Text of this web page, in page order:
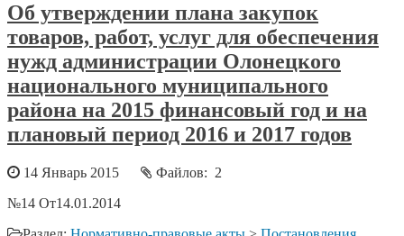
Об утверждении плана закупок
товаров, работ, услуг для обеспечения
нужд администрации Олонецкого
национального муниципального
района на 2015 финансовый год и на
плановый период 2016 и 2017 годов
14 Январь 2015
Файлов: 2
№14 От14.01.2014